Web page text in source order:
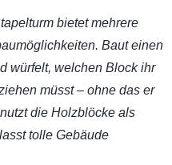
bietet mehrere
Baut einen
würfelt, welchen Block ihr
müsst – ohne das er
die Holzblöcke als
tolle Gebäude